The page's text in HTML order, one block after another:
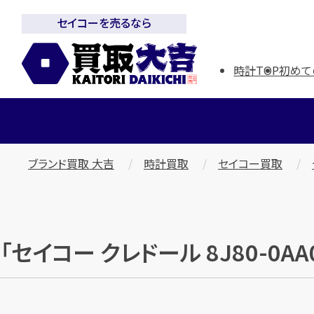
セイコーを売るなら
時計TOP初め
ブランド買取 大吉 時計買取 セイコー買取
「セイコー クレドール 8J80-